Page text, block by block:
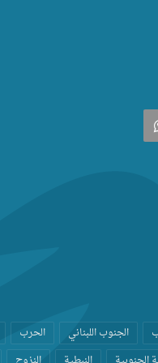
واتساب
الجنوب اللبناني الحرب